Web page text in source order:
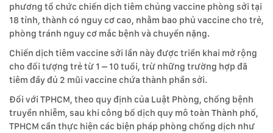
phương tổ chức chiến dịch tiêm chủng vaccine phòng sởi tại
18 tỉnh, thành có nguy cơ cao, nhằm bao phủ vaccine cho trẻ,
phòng tránh nguy cơ mắc bệnh và chuyển nặng.
Chiến dịch tiêm vaccine sởi lần này được triển khai mở rộng
cho đối tượng trẻ từ 1 – 10 tuổi, trừ những trường hợp đã
tiêm đầy đủ 2 mũi vaccine chứa thành phần sởi.
Đối với TPHCM, theo quy định của Luật Phòng, chống bệnh
truyền nhiễm, sau khi công bố dịch quy mô toàn Thành phố,
TPHCM cần thực hiện các biện pháp phòng chống dịch như